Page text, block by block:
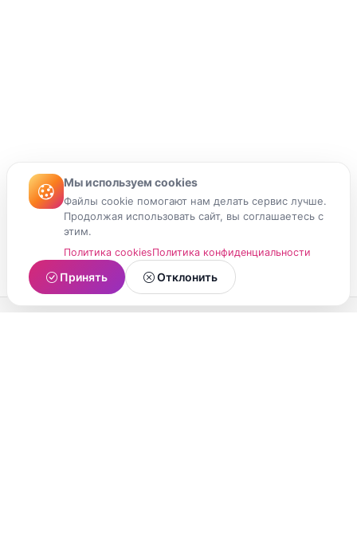
Мы используем cookies
Файлы cookie помогают нам делать сервис лучше.
Продолжая использовать сайт, вы соглашаетесь с
этим.
Политика cookiesПолитика конфиденциальности
Принять Отклонить